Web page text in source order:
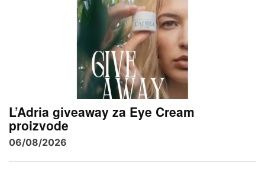
L’Adria giveaway za Eye Cream
proizvode
06/08/2026